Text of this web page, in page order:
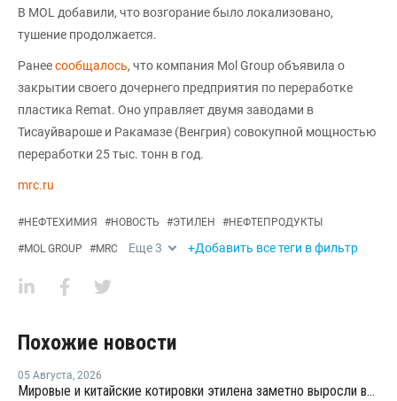
В MOL добавили, что возгорание было локализовано,
тушение продолжается.
Ранеесообщалось, что компания Mol Group объявила о
закрытии своего дочернего предприятия по переработке
пластика Remat. Оно управляет двумя заводами в
Тисауйвароше и Ракамазе (Венгрия) совокупной мощностью
переработки 25 тыс. тонн в год.
mrc.ru
#НЕФТЕХИМИЯ #НОВОСТЬ #ЭТИЛЕН #НЕФТЕПРОДУКТЫ
#MOL GROUP #MRC Еще3 +Добавить все теги в фильтр
Похожие новости
05 Августа, 2026
Мировые и китайские котировки этилена заметно выросли во второй половине июля